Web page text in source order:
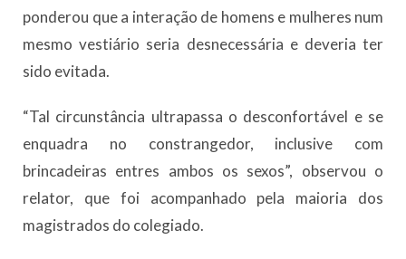
ponderou que a interação de homens e mulheres num
mesmo vestiário seria desnecessária e deveria ter
sido evitada.
“Tal circunstância ultrapassa o desconfortável e se
enquadra no constrangedor, inclusive com
brincadeiras entres ambos os sexos”, observou o
relator, que foi acompanhado pela maioria dos
magistrados do colegiado.